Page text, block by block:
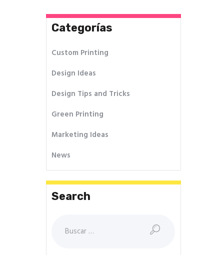
Categorías
Custom Printing
Design Ideas
Design Tips and Tricks
Green Printing
Marketing Ideas
News
Search